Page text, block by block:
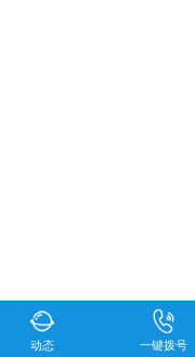
动态 一键拨号